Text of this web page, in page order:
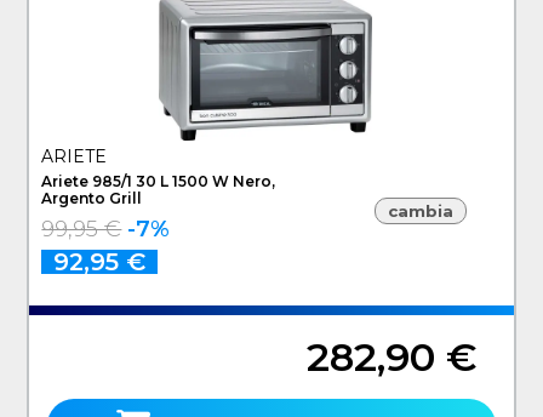
ARIETE
Ariete 985/1 30 L 1500 W Nero,
Argento Grill
99,95 € -7%
92,95 €
cambia
282,90 €